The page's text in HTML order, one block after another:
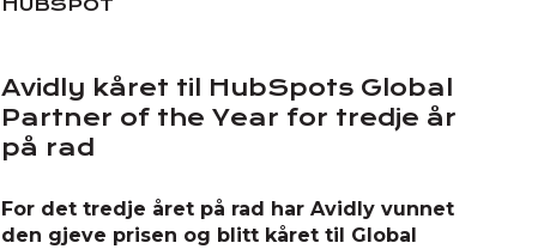
HUBSPOT
Avidly kåret til HubSpots Global
Partner of the Year for tredje år
på rad
For det tredje året på rad har Avidly vunnet
den gjeve prisen og blitt kåret til Global